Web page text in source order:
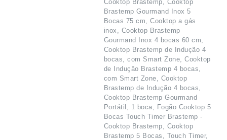
Cooktop Brastemp, Cooktop
Brastemp Gourmand Inox 5
Bocas 75 cm, Cooktop a gás
inox, Cooktop Brastemp
Gourmand Inox 4 bocas 60 cm,
Cooktop Brastemp de Indução 4
bocas, com Smart Zone, Cooktop
de Indução Brastemp 4 bocas,
com Smart Zone, Cooktop
Brastemp de Indução 4 bocas,
Cooktop Brastemp Gourmand
Portátil, 1 boca, Fogão Cooktop 5
Bocas Touch Timer Brastemp -
Cooktop Brastemp, Cooktop
Brastemp 5 Bocas, Touch Timer,